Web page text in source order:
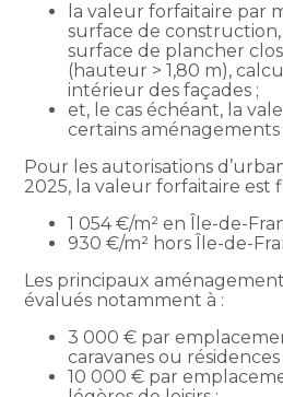
la valeur forfaitaire par
surface de
surface de plancher
(hauteur > 1,80 m),
intérieur des façades ;
et, le cas échéant, la
certains
Pour les autorisations
2025, la valeur forfaitaire est
1 054 €/m² en Île-de-
930 €/m² hors Île-de-
Les principaux
évalués notamment à :
3 000 € par
caravanes ou
10 000 € par